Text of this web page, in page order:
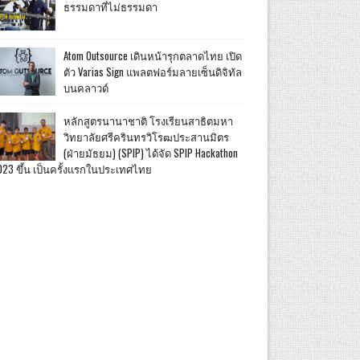
ธรรมดาที่ไม่ธรรมดา
Atom Outsource เดินหน้ารุกตลาดไทย เปิด
ตัว Varias Sign แพลตฟอร์มลายเซ็นดิจิทัล
บนคลาวด์
หลักสูตรนานาชาติ โรงเรียนสาธิตมหา
วิทยาลัยศรีครินทรวิโรฒประสานมิตร
(ฝ่ายมัธยม) (SPIP) ได้จัด SPIP Hackathon
ขึ้น เป็นครั้งแรกในประเทศไทย